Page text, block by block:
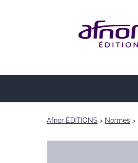
Afnor EDITIONS Normes